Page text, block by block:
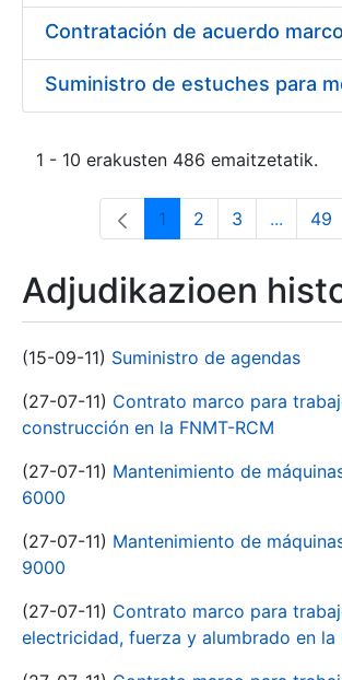
1 - 10 erakusten 486 emaitzetatik.
Orrialdea
1 Orrialdea
2 Orrialdea
3 ... 49
Adjudikazioen
(15-09-11) Suministro de agendas
(27-07-11) Contrato marco para
construcción en la FNMT-RCM
(27-07-11) Mantenimiento de
6000
(27-07-11) Mantenimiento de
9000
(27-07-11) Contrato marco para
electricidad, fuerza y alumbrado en la